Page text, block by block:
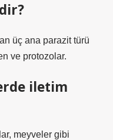
üç ana parazit türü
ve protozolar.
iletim
meyveler gibi